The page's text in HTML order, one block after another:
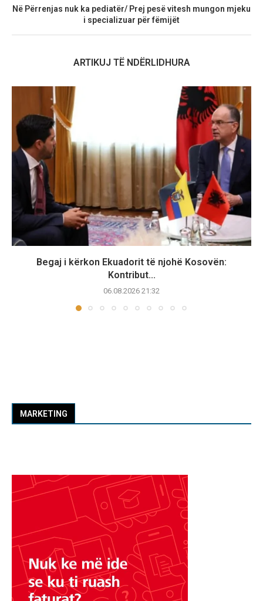
Në Përrenjas nuk ka pediatër/ Prej pesë vitesh mungon mjeku
i specializuar për fëmijët
ARTIKUJ TË NDËRLIDHURA
Begaj i kërkon Ekuadorit të njohë Kosovën:
Kontribut...
06.08.2026 21:32
MARKETING